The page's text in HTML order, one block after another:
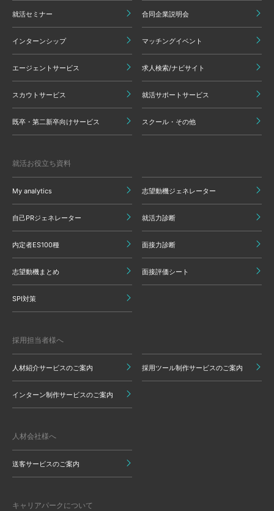
就活セミナー 合同企業説明会
インターンシップ マッチングイベント
エージェントサービス 求人検索/ナビサイト
スカウトサービス 就活サポートサービス
既卒・第二新卒向けサービス スクール・その他
就活お役立ち資料
My analytics 志望動機ジェネレーター
自己PRジェネレーター 就活力診断
内定者ES100種 面接力診断
志望動機まとめ 面接評価シート
SPI対策
採用担当者様へ
人材紹介サービスのご案内 採用ツール制作サービスのご案内
インターン制作サービスのご案内
人材会社様へ
送客サービスのご案内
キャリアパークについて